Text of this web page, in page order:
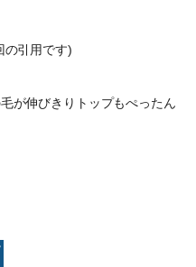
の引用です)
が伸びきりトップもぺったん